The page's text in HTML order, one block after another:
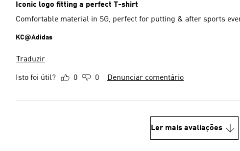
Iconic logo fitting a perfect T-shirt
Comfortable material in SG, perfect for putting & after sports
KC@Adidas
Traduzir
Isto foi útil? 0 0 Denunciar comentário
Ler mais avaliações